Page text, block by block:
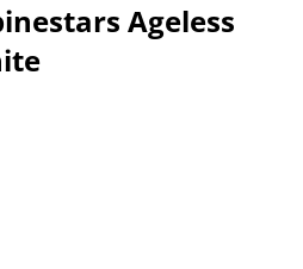
Ageless